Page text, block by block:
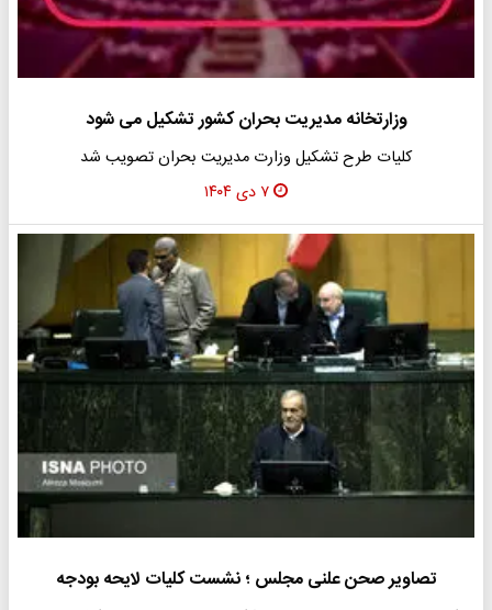
وزارتخانه مدیریت بحران کشور تشکیل می شود
کلیات طرح تشکیل وزارت مدیریت بحران تصویب شد
۷ دی ۱۴۰۴
تصاویر صحن علنی مجلس ؛ نشست کلیات لایحه بودجه